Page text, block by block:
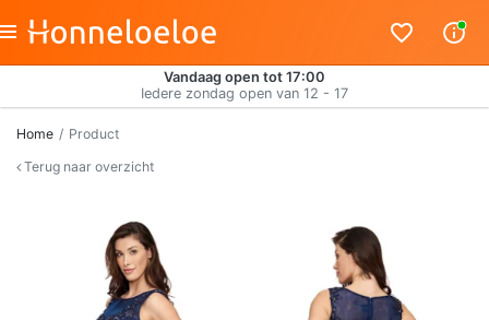
Vandaag open tot 17:00
Iedere zondag open van 12 - 17
Home
Product
Terug naar overzicht